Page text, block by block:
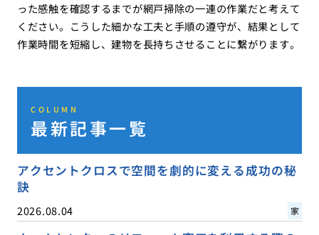
った感触を確認するまでが網戸掃除の一連の作業だと考えて
ください。こうした細かな工夫と手順の遵守が、結果として
作業時間を短縮し、建物を長持ちさせることに繋がります。
COLUMN
最新記事一覧
アクセントクロスで空間を劇的に変える成功の秘
訣
2026.08.04 家